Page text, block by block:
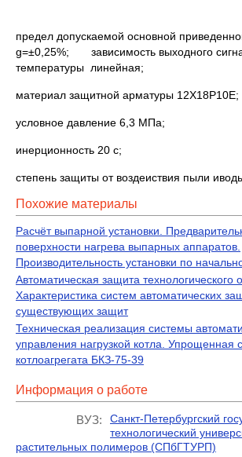
предел допускаемой основной
g=±0,25%; зависимость выходного
температуры линейная;
материал защитной арматуры 12Х18Р10Е;
условное давление 6,3 МПа;
инерционность 20 с;
степень защиты от воздеиствия пыли
Похожие материалы
Расчёт выпарной установки.
поверхности нагрева выпарных аппаратов.
Производительность установки по
Автоматическая защита технологического
Характеристика систем автоматических
существующих защит
Техническая реализация системы
управления нагрузкой котла. Упрощенная
котлоагрегата БКЗ-75-39
Информация о работе
ВУЗ:
Санкт-Петербургский
технологический
растительных полимеров (СПбГТУРП)